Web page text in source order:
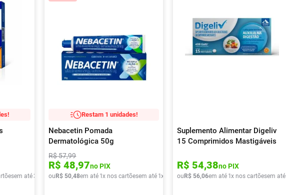
em até3 R$ 37,22
Restam 1 unidades!
Nebacetin Pomada
Dermatológica 50g
R$57,99
R$ 48,97no PIX
ouR$ 50,48em até 1x nos cartõesem até 1x de R$ 50,48
Suplemento Alimentar Digeliv
15 Comprimidos Mastigáveis
R$ 54,38no PIX
ouR$ 56,06em até 1x nos cartõesem até